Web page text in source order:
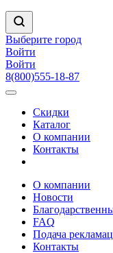
Выберите город
Войти
Войти
8(800)555-18-87
Скидки
Каталог
О компании
Контакты
О компании
Новости
FAQ
Подача
Контакты